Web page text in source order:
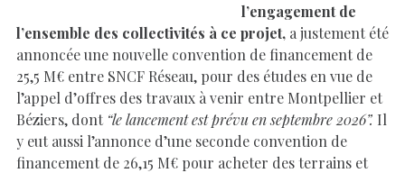
l’engagement de
l’ensemble des collectivités à ce projet, a justement été
annoncée une nouvelle convention de financement de
25,5 M€ entre SNCF Réseau, pour des études en vue de
l’appel d’offres des travaux à venir entre Montpellier et
Béziers, dont “le lancement est prévu en septembre 2026”. Il
y eut aussi l’annonce d’une seconde convention de
financement de 26,15 M€ pour acheter des terrains et